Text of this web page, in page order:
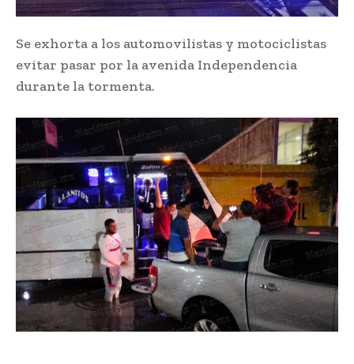
Se exhorta a los automovilistas y motociclistas
evitar pasar por la avenida Independencia
durante la tormenta.